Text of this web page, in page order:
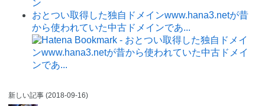
おとつい取得した独自ドメインwww.hana3.netが昔
から使われていた中古ドメインであ...
新しい記事 (2018-09-16)